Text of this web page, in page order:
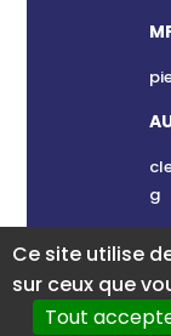
g
Ce site utilise
sur ceux que
Tout